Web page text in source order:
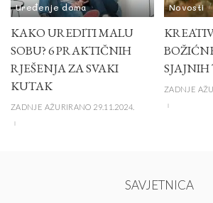
Uređenje doma
KAKO UREDITI MALU
SOBU? 6 PRAKTIČNIH
RJEŠENJA ZA SVAKI
KUTAK
ZADNJE AŽURIRANO 29.11.2024.
Novosti
ZADNJE
SAVJETNICA